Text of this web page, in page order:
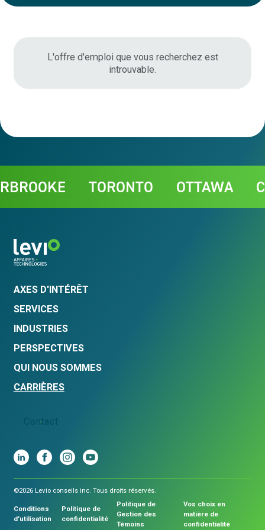
L'offre d'emploi que vous recherchez est
introuvable.
TORONTO OTTAWA
AXES D'INTÉRÊT
SERVICES
INDUSTRIES
PERSPECTIVES
QUI NOUS SOMMES
CARRIÈRES
Contact
©2026 Levio conseils inc. Tous droits réservés.
Conditions
d'utilisation
Politique de
confidentialité
Politique de
Gestion des
Témoins
Vos choix en
matière de
confidentialité